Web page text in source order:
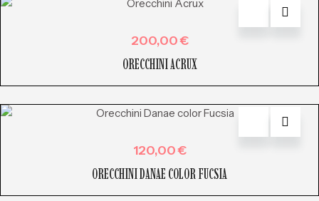
200,00€
ORECCHINI ACRUX
120,00€
ORECCHINI DANAE COLOR FUCSIA